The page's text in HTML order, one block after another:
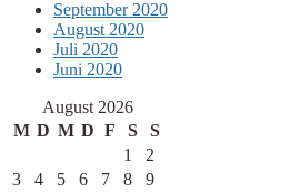
September 2020
August 2020
Juli 2020
Juni 2020
August 2026
M D M D F S
S
1
2
3
4 5 6 7 8
9